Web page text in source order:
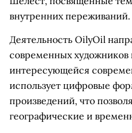
внутренних переживаний.
Деятельность OilyOil
современных
интересующейся
использует цифровые
произведений, что
географические и